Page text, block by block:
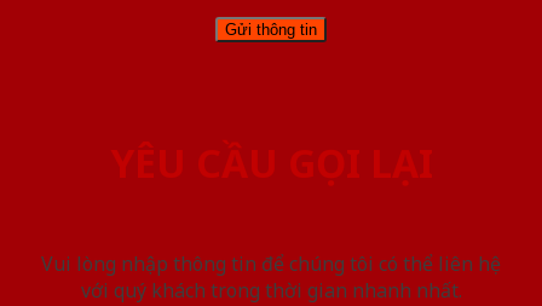
YÊU CẦU GỌI LẠI
Vui lòng nhập thông tin để chúng tôi có thể liên hệ
với quý khách trong thời gian nhanh nhất.